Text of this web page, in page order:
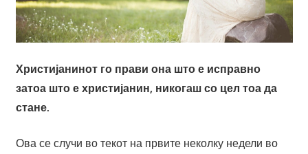
Христијанинот го прави она што е исправно
затоа што е христијанин, никогаш со цел тоа да
стане.
Ова се случи во текот на првите неколку недели во